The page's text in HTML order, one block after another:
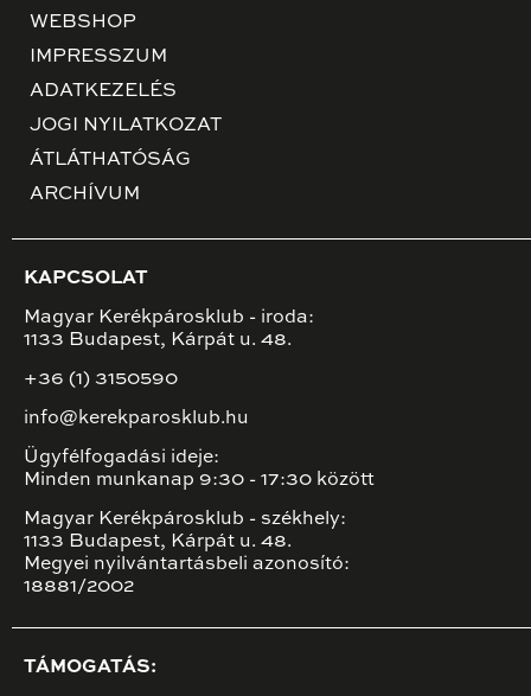
WEBSHOP
IMPRESSZUM
ADATKEZELÉS
JOGI NYILATKOZAT
ÁTLÁTHATÓSÁG
ARCHÍVUM
KAPCSOLAT
Magyar Kerékpárosklub - iroda:
1133 Budapest, Kárpát u. 48.
+36 (1) 3150590
info@kerekparosklub.hu
Ügyfélfogadási ideje:
Minden munkanap 9:30 - 17:30 között
Magyar Kerékpárosklub - székhely:
1133 Budapest, Kárpát u. 48.
Megyei nyilvántartásbeli azonosító:
18881/2002
TÁMOGATÁS: